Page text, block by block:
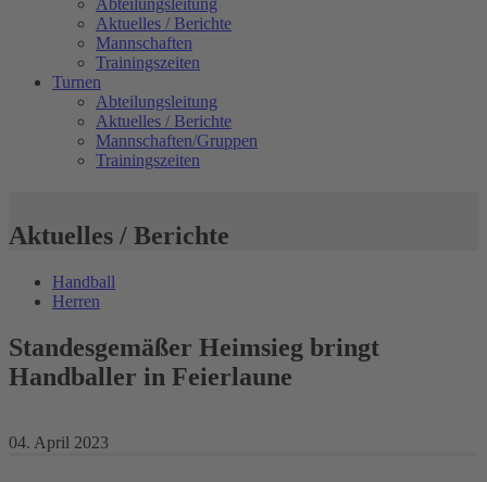
Abteilungsleitung
Aktuelles / Berichte
Mannschaften
Trainingszeiten
Turnen
Abteilungsleitung
Aktuelles / Berichte
Mannschaften/Gruppen
Trainingszeiten
Aktuelles / Berichte
Handball
Herren
Standesgemäßer Heimsieg bringt
Handballer in Feierlaune
04. April 2023